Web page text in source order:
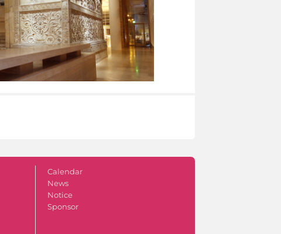
Calendar
News
Notice
Sponsor